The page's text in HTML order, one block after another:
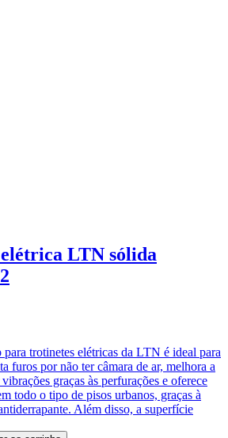
LTN sólida
trotinetes elétricas da LTN é ideal para
furos por não ter câmara de ar, melhora a
graças às perfurações e oferece
todo o tipo de pisos urbanos, graças à
Além disso, a superfície